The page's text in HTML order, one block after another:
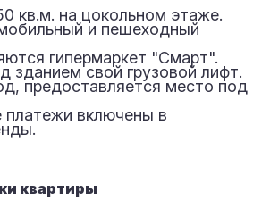
кв.м. на цокольном этаже.
и пешеходный
гипермаркет "Смарт".
зданием свой грузовой лифт.
предоставляется место под
включены в
квартиры